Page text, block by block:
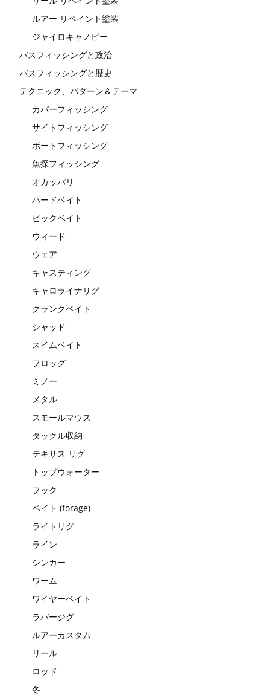
ルアー リペイント塗装
ジャイロキャノピー
バスフィッシングと政治
バスフィッシングと歴史
テクニック、パターン＆テーマ
カバーフィッシング
サイトフィッシング
ボートフィッシング
魚探フィッシング
オカッパリ
ハードベイト
ビックベイト
ウィード
ウェア
キャスティング
キャロライナリグ
クランクベイト
シャッド
スイムベイト
フロッグ
ミノー
メタル
スモールマウス
タックル収納
テキサス リグ
トップウォーター
フック
ベイト (forage)
ライトリグ
ライン
シンカー
ワーム
ワイヤーベイト
ラバージグ
ルアーカスタム
リール
ロッド
冬